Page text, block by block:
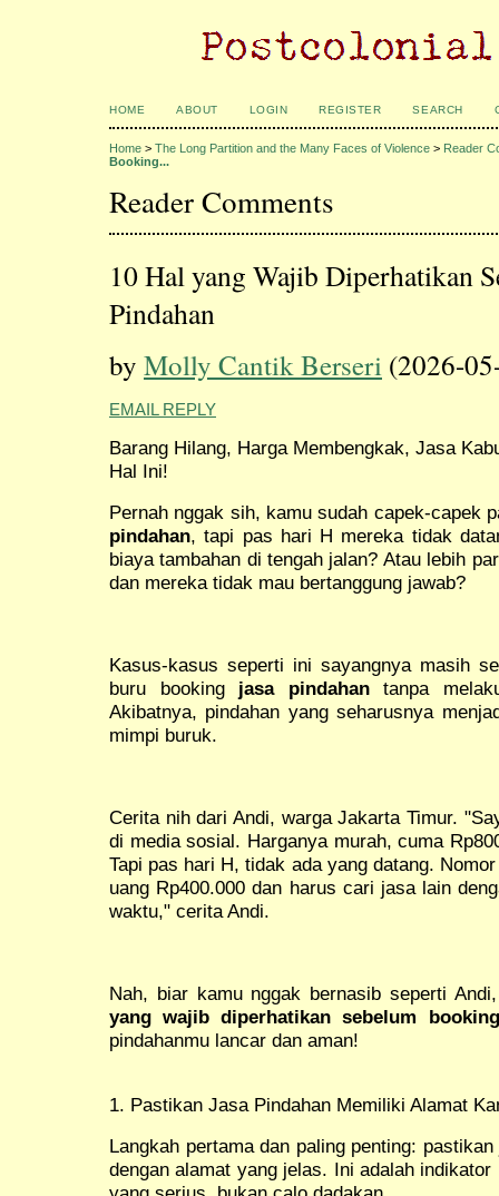
HOME ABOUT LOGIN REGISTER SEARCH
Home > The Long Partition and the Many Faces of Violence > Reader
Booking...
Reader Comments
10 Hal yang Wajib Diperhatikan
Pindahan
by Molly Cantik Berseri (2026-
EMAIL REPLY
Barang Hilang, Harga Membengkak, Jasa
Hal Ini!
Pernah nggak sih, kamu sudah capek-capek
pindahan, tapi pas hari H mereka tidak
biaya tambahan di tengah jalan? Atau lebih
dan mereka tidak mau bertanggung jawab?
Kasus-kasus seperti ini sayangnya masih
buru booking jasa pindahantanpa
Akibatnya, pindahan yang seharusnya
mimpi buruk.
Cerita nih dari Andi, warga Jakarta Timur.
di media sosial. Harganya murah, cuma
Tapi pas hari H, tidak ada yang datang.
uang Rp400.000 dan harus cari jasa lain
waktu," cerita Andi.
Nah, biar kamu nggak bernasib seperti
yang wajib diperhatikan sebelum
pindahanmu lancar dan aman!
1. Pastikan Jasa Pindahan Memiliki Alamat
Langkah pertama dan paling penting: pastikan
dengan alamat yang jelas. Ini adalah